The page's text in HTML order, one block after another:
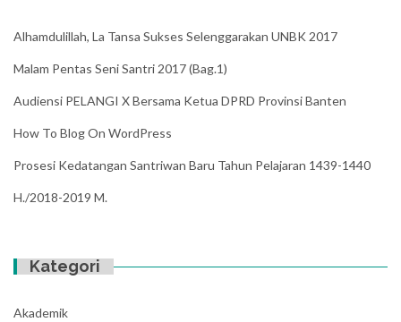
Alhamdulillah, La Tansa Sukses Selenggarakan UNBK 2017
Malam Pentas Seni Santri 2017 (Bag.1)
Audiensi PELANGI X Bersama Ketua DPRD Provinsi Banten
How To Blog On WordPress
Prosesi Kedatangan Santriwan Baru Tahun Pelajaran 1439-1440
H./2018-2019 M.
Kategori
Akademik